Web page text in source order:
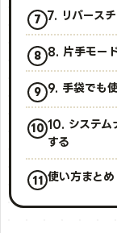
7. リバース
8. 片手モー
9. 手袋でも
10. システム
する
使い方まとめ